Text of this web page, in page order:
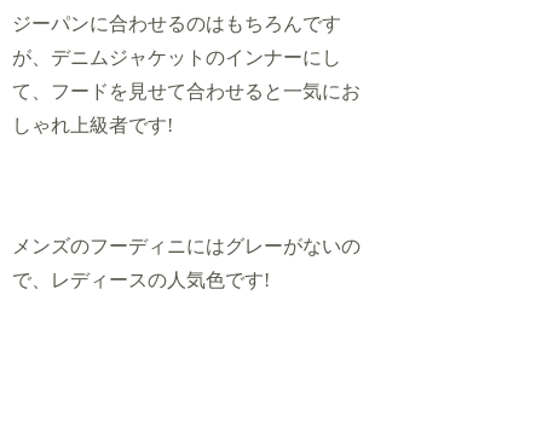
ジーパンに合わせるのはもちろんです
が、デニムジャケットのインナーにし
て、フードを見せて合わせると一気にお
しゃれ上級者です!
メンズのフーディニにはグレーがないの
で、レディースの人気色です!